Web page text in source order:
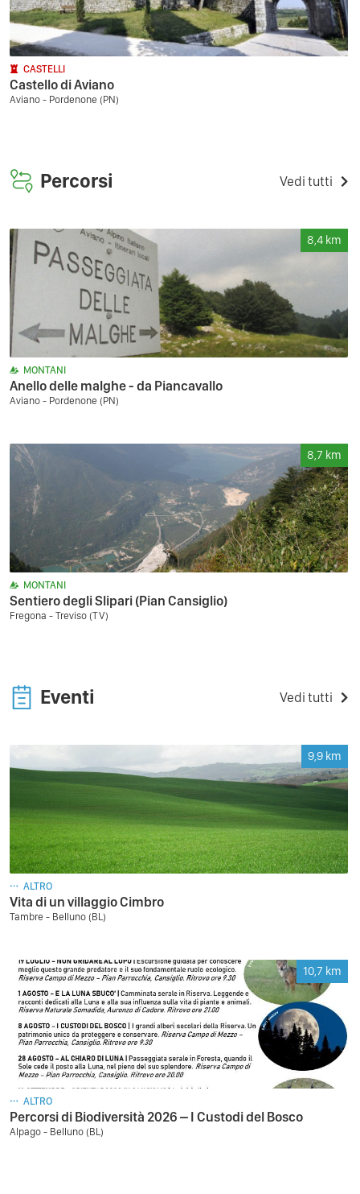
CASTELLI
Castello di Aviano
Aviano - Pordenone (PN)
Percorsi Vedi tutti
8,4 km
MONTANI
Anello delle malghe - da Piancavallo
Aviano - Pordenone (PN)
8,7 km
MONTANI
Sentiero degli Slipari (Pian Cansiglio)
Fregona - Treviso (TV)
Eventi Vedi tutti
9,9 km
ALTRO
Vita di un villaggio Cimbro
Tambre - Belluno (BL)
10,7 km
ALTRO
Percorsi di Biodiversità 2026 – I Custodi del Bosco
Alpago - Belluno (BL)